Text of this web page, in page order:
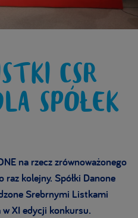
CSR
SPÓŁEK
na rzecz zrównoważonego
raz kolejny. Spółki Danone
Srebrnymi Listkami
XI edycji konkursu.